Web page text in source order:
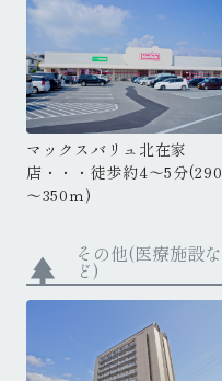
マックスバリュ北在家
店・・・徒歩約4～5分(290
～350ｍ)
JR加古川駅・・・徒歩約22
分（1700ｍ）
park
その他(医療施設な
ど)